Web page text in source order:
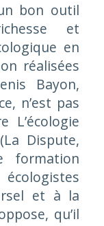
bon outil
et
en
réalisées
Bayon,
, n’est pas
L’écologie
(La Dispute,
formation
et à la
qu’il